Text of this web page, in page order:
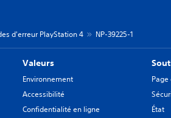
d'erreur PlayStation 4 NP-39225-1
Valeurs
Environnement
Accessibilité
Confidentialité en ligne
État